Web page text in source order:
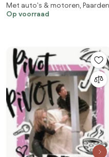
Met auto's & motoren, Paarden
Op voorraad